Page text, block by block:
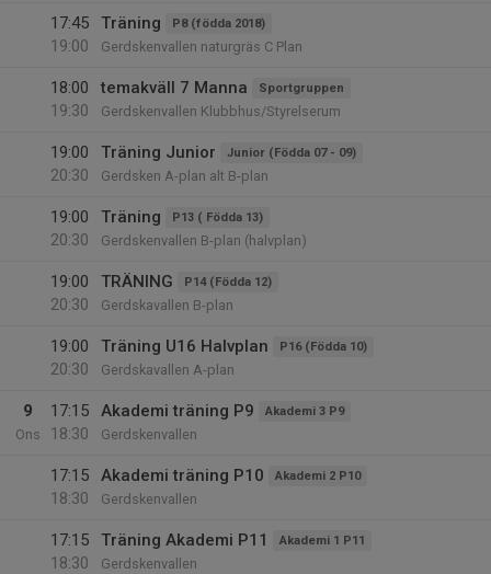
17:45
19:00
Träning P8 (födda 2018)
Gerdskenvallen naturgräs C Plan
18:00
19:30
temakväll 7 Manna Sportgruppen
Gerdskenvallen Klubbhus/Styrelserum
19:00
20:30
Träning Junior Junior (Födda 07 - 09)
Gerdsken A-plan alt B-plan
19:00
20:30
Träning P13 ( Födda 13)
Gerdskenvallen B-plan (halvplan)
19:00
20:30
TRÄNING P14 (Födda 12)
Gerdskavallen B-plan
19:00
20:30
Träning U16 Halvplan P16 (Födda 10)
Gerdskavallen A-plan
9
Ons
17:15
18:30
Akademi träning P9 Akademi 3 P9
Gerdskenvallen
17:15
18:30
Akademi träning P10 Akademi 2 P10
Gerdskenvallen
17:15
18:30
Träning Akademi P11 Akademi 1 P11
Gerdskenvallen